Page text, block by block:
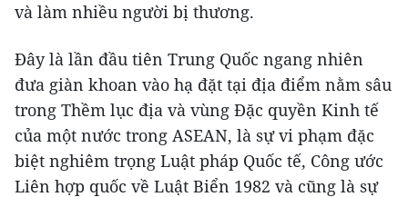
và làm nhiều người bị thương.
Đây là lần đầu tiên Trung Quốc ngang nhiên
đưa giàn khoan vào hạ đặt tại địa điểm nằm sâu
trong Thềm lục địa và vùng Đặc quyền Kinh tế
của một nước trong ASEAN, là sự vi phạm đặc
biệt nghiêm trọng Luật pháp Quốc tế, Công ước
Liên hợp quốc về Luật Biển 1982 và cũng là sự